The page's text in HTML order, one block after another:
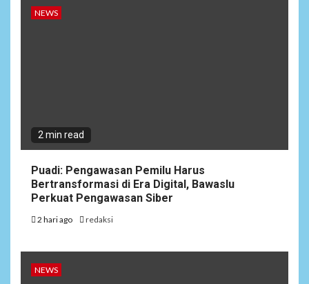
NEWS
2 min read
Puadi: Pengawasan Pemilu Harus
Bertransformasi di Era Digital, Bawaslu
Perkuat Pengawasan Siber
2 hari ago redaksi
NEWS